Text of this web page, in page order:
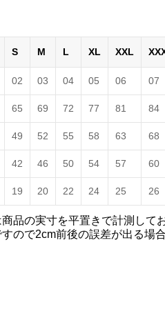
S M L XL XXL
02 03 04 05 06 07
65 69 72 77 81 84
49 52 55 58 63 68
42 46 50 54 57 60
19 20 22 24 25 26
品の実寸を平置きで計測して
ので2cm前後の誤差が出る場